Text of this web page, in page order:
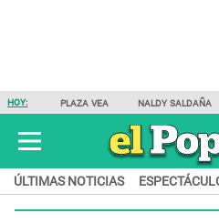
HOY: PLAZA VEA NALDY SALDAÑA
ÚLTIMAS NOTICIAS